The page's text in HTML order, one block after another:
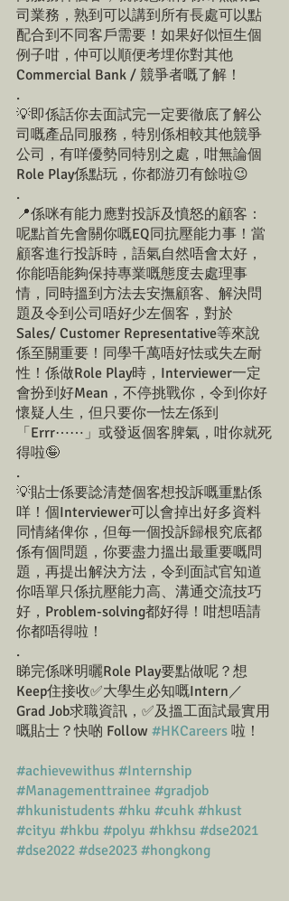
司業務，熟到可以講到所有長處可以點
配合到不同客戶需要！如果好似恒生個
例子咁，仲可以順便考埋你對其他
Commercial Bank / 競爭者嘅了解！
.
💡即係話你去面試完一定要徹底了解公
司嘅產品同服務，特別係相較其他競爭
公司，有咩優勢同特別之處，咁無論個
Role Play係點玩，你都游刃有餘啦😉
.
📍係咪有能力應對投訴及憤怒的顧客：
呢點首先會關你嘅EQ同抗壓能力事！當
顧客進行投訴時，語氣自然唔會太好，
你能唔能夠保持專業嘅態度去處理事
情，同時搵到方法去安撫顧客、解決問
題及令到公司唔好少左個客，對於
Sales/ Customer Representative等來說
係至關重要！同學千萬唔好怯或失左耐
性！係做Role Play時，Interviewer一定
會扮到好Mean，不停挑戰你，令到你好
懷疑人生，但只要你一怯左係到
「Errr⋯⋯」或發返個客脾氣，咁你就死
得啦🤪
.
💡貼士係要諗清楚個客想投訴嘅重點係
咩！個Interviewer可以會掉出好多資料
同情緒俾你，但每一個投訴歸根究底都
係有個問題，你要盡力搵出最重要嘅問
題，再提出解決方法，令到面試官知道
你唔單只係抗壓能力高、溝通交流技巧
好，Problem-solving都好得！咁想唔請
你都唔得啦！
.
睇完係咪明曬Role Play要點做呢？想
Keep住接收✅大學生必知嘅Intern／
Grad Job求職資訊，✅及搵工面試最實用
嘅貼士？快啲 Follow #HKCareers 啦！
#achievewithus #Internship
#Managementtrainee #gradjob
#hkunistudents #hku #cuhk #hkust
#cityu #hkbu #polyu #hkhsu #dse2021
#dse2022 #dse2023 #hongkong